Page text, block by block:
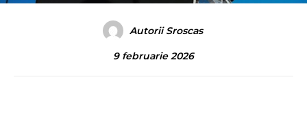
Autorii Sroscas
9 februarie 2026